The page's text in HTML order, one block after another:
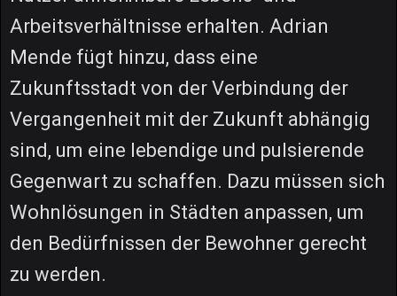
Arbeitsverhältnisse erhalten. Adrian
Mende fügt hinzu, dass eine
Zukunftsstadt von der Verbindung der
Vergangenheit mit der Zukunft abhängig
sind, um eine lebendige und pulsierende
Gegenwart zu schaffen. Dazu müssen sich
Wohnlösungen in Städten anpassen, um
den Bedürfnissen der Bewohner gerecht
zu werden.